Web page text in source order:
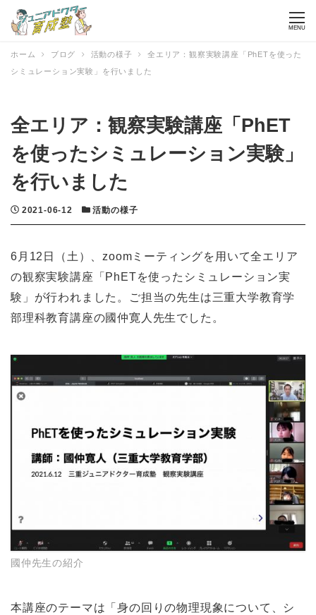
MENU
ホーム ブログ 活動の様子
全エリア：観察実験講座「PhETを使った
シミュレーション実験」を行いました
全エリア：観察実験講座「PhET
を使ったシミュレーション実験」
を行いました
投稿日
2021-06-12 カテゴリー
活動の様子
6月12日（土）、zoomミーティングを用いて全エリア
の観察実験講座「PhETを使ったシミュレーション実
験」が行われました。ご担当の先生は三重大学教育学
部理科教育講座の國仲寛人先生でした。
國仲先生の紹介
本講座のテーマは「身の回りの物理現象について、シ